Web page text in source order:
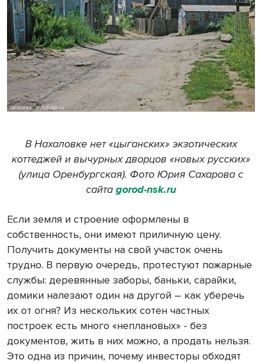
В Нахаловке нет «цыганских» экзотических
коттеджей и вычурных дворцов «новых русских»
(улица Оренбургская). Фото Юрия Сахарова с
сайта gorod-nsk.ru
Если земля и строение оформлены в
собственность, они имеют приличную цену.
Получить документы на свой участок очень
трудно. В первую очередь, протестуют пожарные
службы: деревянные заборы, баньки, сарайки,
домики налезают один на другой – как уберечь
их от огня? Из нескольких сотен частных
построек есть много «неплановых» - без
документов, жить в них можно, а продать нельзя.
Это одна из причин, почему инвесторы обходят